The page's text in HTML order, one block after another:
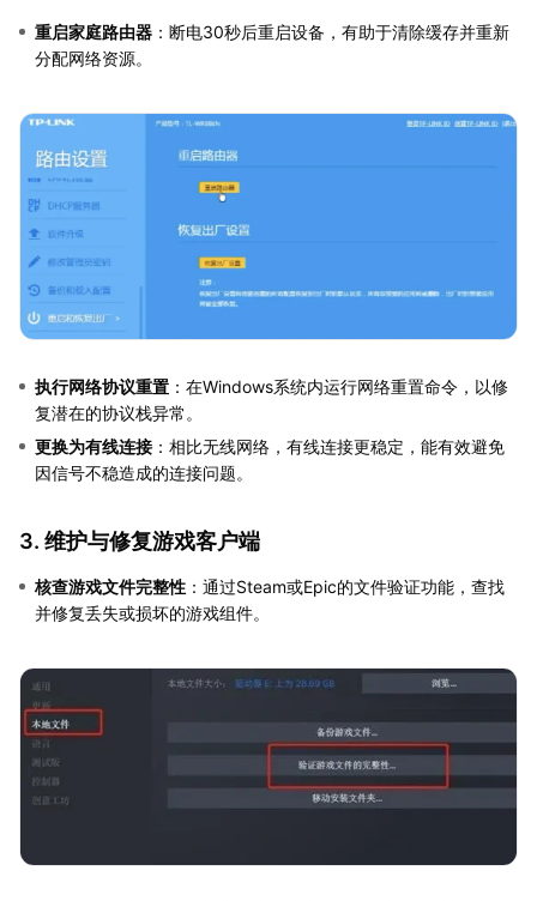
重启家庭路由器 ：断电30秒后重启设备，有助于清除缓存并重新
分配网络资源。
执行网络协议重置 ：在Windows系统内运行网络重置命令，以修
复潜在的协议栈异常。
更换为有线连接 ：相比无线网络，有线连接更稳定，能有效避免
因信号不稳造成的连接问题。
3. 维护与修复游戏客户端
核查游戏文件完整性 ：通过Steam或Epic的文件验证功能，查找
并修复丢失或损坏的游戏组件。